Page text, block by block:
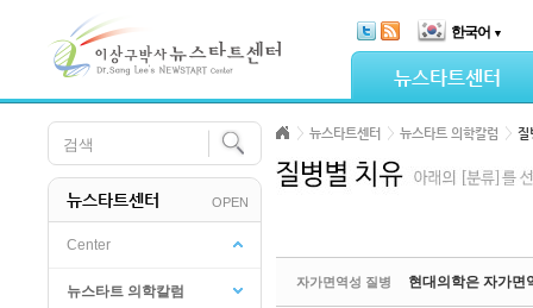
한국어 ▼
뉴스타트센터
뉴스타트센터 OPEN
Center
뉴스타트 의학칼럼
뉴스타트센터 뉴스타트 의학칼럼 질
자가면역성 질병 현대의학은 자가면
Sketchbook5, 스케치북5
Sketchbook5, 스케치북5